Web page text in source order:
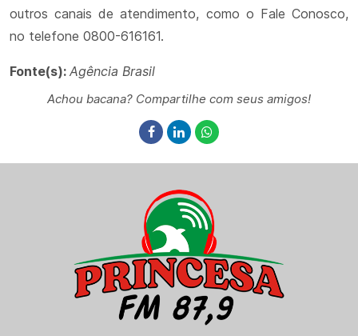
outros canais de atendimento, como o Fale Conosco,
no telefone 0800-616161.
Fonte(s): Agência Brasil
Achou bacana? Compartilhe com seus amigos!